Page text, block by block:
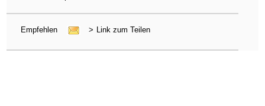
Empfehlen > Link zum Teilen